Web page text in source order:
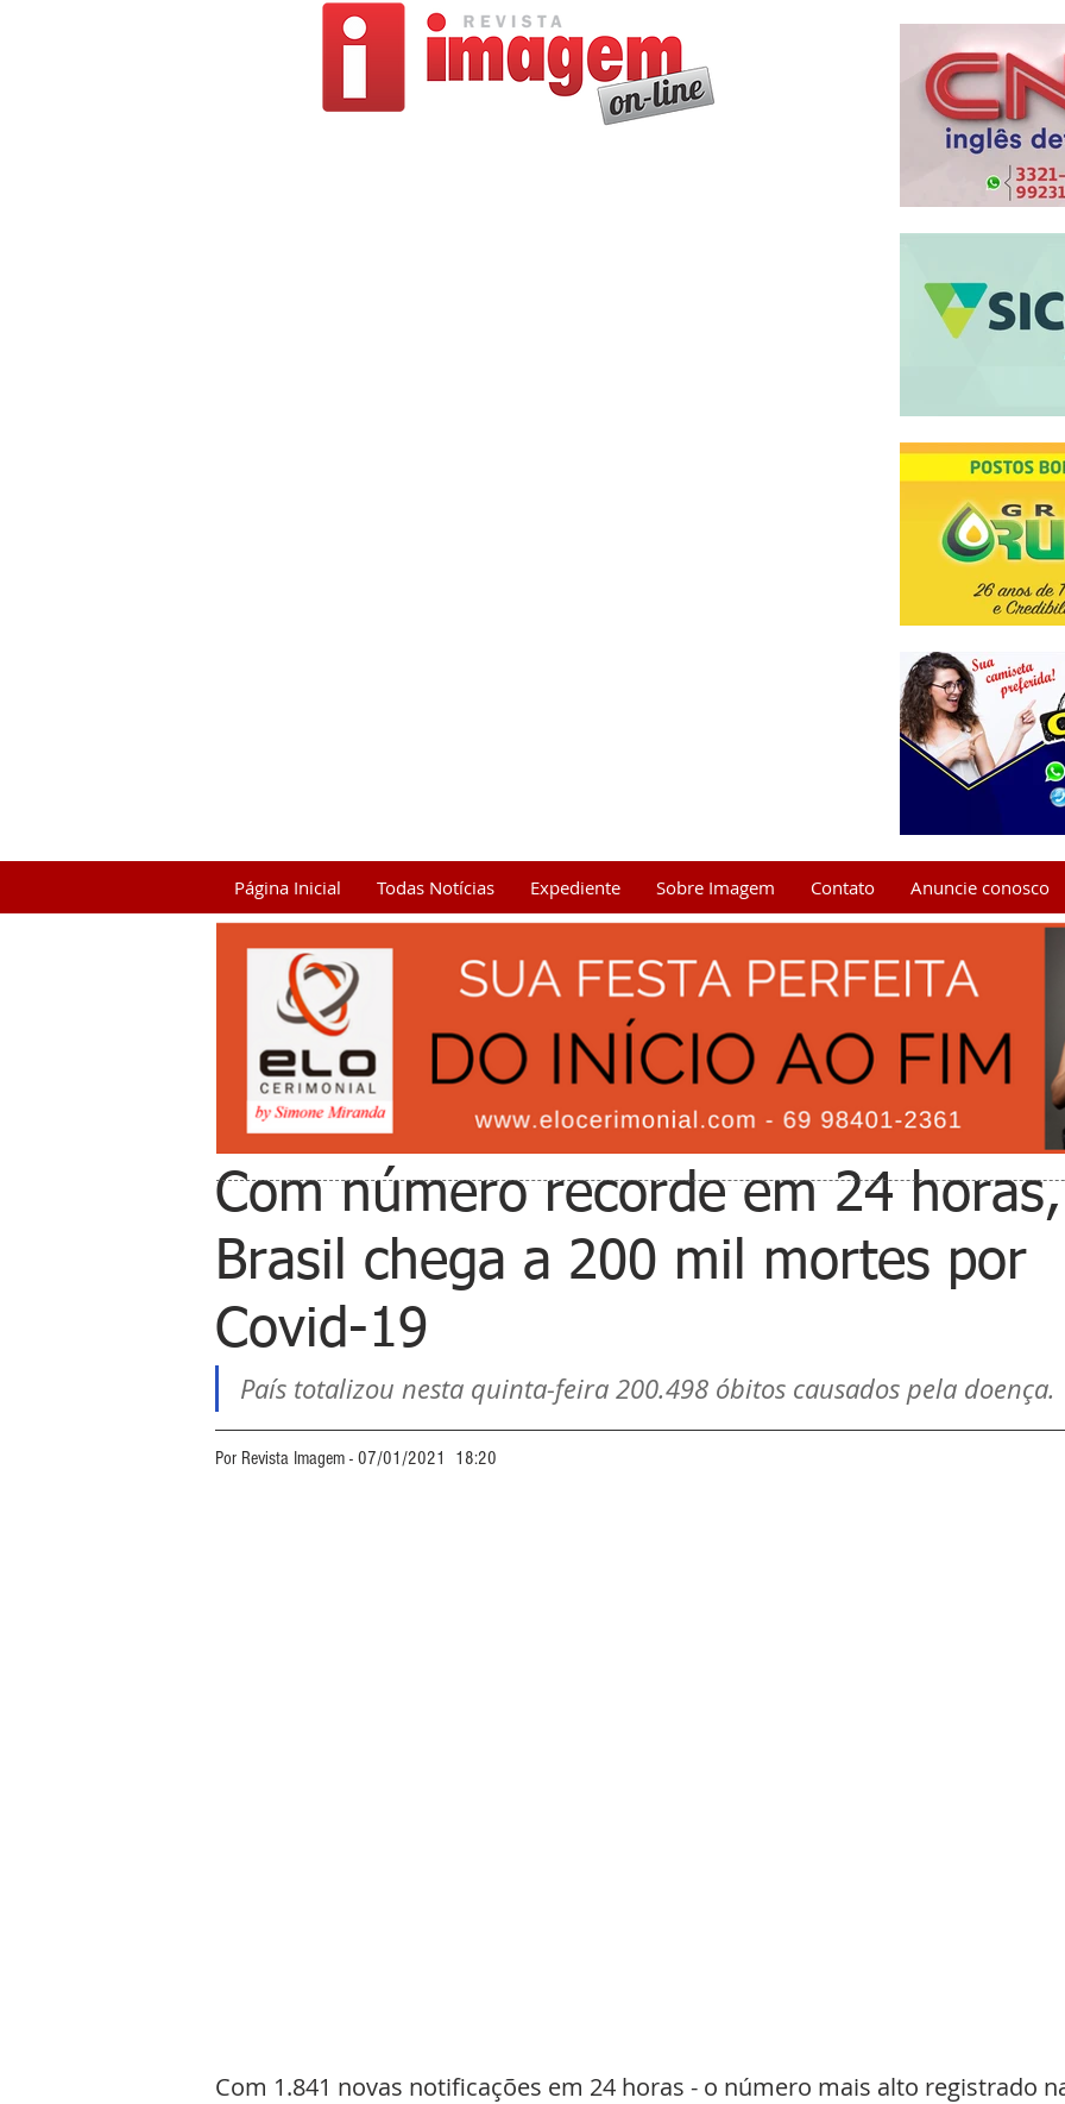
Página Inicial Todas Notícias Expediente Sobre Imagem Contato Anuncie conosco
Com número recorde em 24 horas,
Brasil chega a 200 mil mortes por
Covid-19
País totalizou nesta quinta-feira 200.498 óbitos causados pela doença.
Por Revista Imagem - 07/01/2021  18:20
Com 1.841 novas notificações em 24 horas - o número mais alto registrado